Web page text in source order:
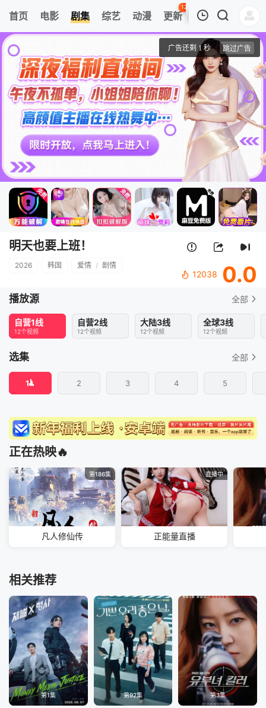
首页 电影 剧集 综艺 动漫 更新
123
热榜 APP
1
明天也要上班！
清空
明天也要上班！
2026 韩国 爱情 / 剧情
12038 0.0
播放源 全部
自营1线
12个视频
自营2线
12个视频
大陆3线
12个视频
全球3线
12个视频
选集 全部
1 2 3 4 5
正在热映🔥
第186集
凡人修仙传
直播中
正能量直播
相关推荐
第1集 第92集 第3集